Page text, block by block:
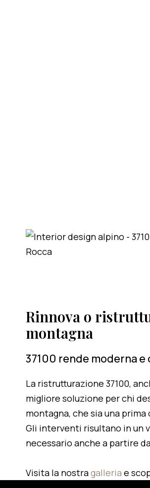
Rinnova o
montagna
37100 rende moderna
La ristrutturazione 37100,
migliore soluzione per chi
montagna, che sia una prima
Gli interventi risultano in un
necessario anche a partire
Visita la nostragalleria e